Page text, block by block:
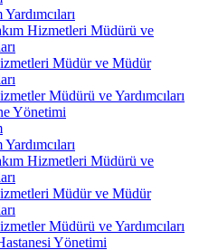
Hizmetleri Müdürü ve
Müdür ve Müdür
Müdürü ve Yardımcıları
Yönetimi
Hizmetleri Müdürü ve
Müdür ve Müdür
Müdürü ve Yardımcıları
Yönetimi